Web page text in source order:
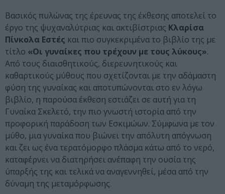
Βασικός πυλώνας της έρευνας της έκθεσης αποτελεί το
έργο της ψυχαναλύτριας και ακτιβίστριας Κλαρίσα
Πίνκολα Εστές και πιο συγκεκριμένα το βιβλίο της με
τίτλο «Οι γυναίκες που τρέχουν με τους λύκους».
Από τους διαισθητικούς, διερευνητικούς και
καθαρτικούς μύθους που σχετίζονται με την αδάμαστη
φύση της γυναίκας και αποτυπώνονται στο εν λόγω
βιβλίο, η παρούσα έκθεση εστιάζει σε αυτή για τη
Γυναίκα Σκελετό, την πιο γνωστή ιστορία από την
προφορική παράδοση των Εσκιμώων. Σύμφωνα με τον
μύθο, μια γυναίκα που βιώνει την απόλυτη απόγνωση
και ζει ως ένα τερατόμορφο πλάσμα κάτω από το νερό,
καταφέρνει να διατηρήσει ανέπαφη την ουσία της
ύπαρξής της και τελικά να αναγεννηθεί, μέσα από την
δύναμη της μεταμόρφωσης.